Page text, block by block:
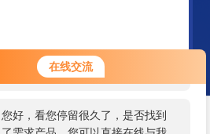
在线交流
您好！欢迎前来咨询，很高兴为您
服务，请问您要咨询什么问题呢？
您好，看您停留很久了，是否找到